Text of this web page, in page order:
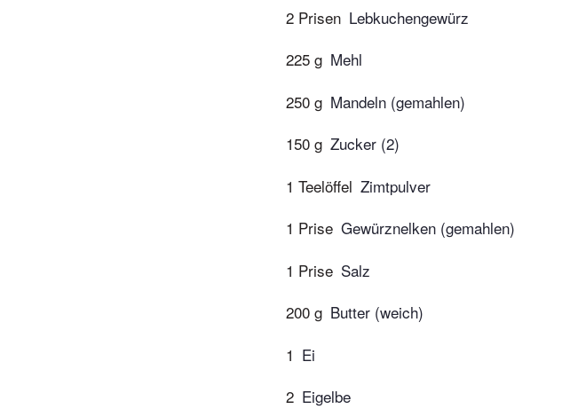
2 Prisen Lebkuchengewürz
225 g Mehl
250 g Mandeln (gemahlen)
150 g Zucker (2)
1 Teelöffel Zimtpulver
1 Prise Gewürznelken (gemahlen)
1 Prise Salz
200 g Butter (weich)
1 Ei
2 Eigelbe